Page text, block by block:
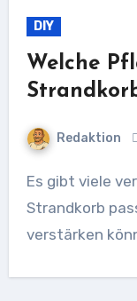
DIY
Welche
Redaktion
Es gibt viele verschiedene Pflanzen, die gut zum
Strandkorb
verstärken